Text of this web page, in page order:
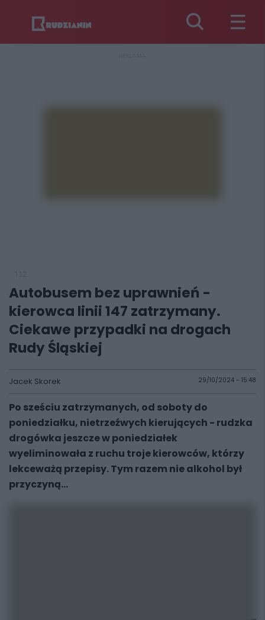
Autobusem bez uprawnień -
kierowca linii 147 zatrzymany.
Ciekawe przypadki na drogach
Rudy Śląskiej
Jacek Skorek 29/10/2024 - 15:48
Po sześciu zatrzymanych, od soboty do
poniedziałku, nietrzeźwych kierujących - rudzka
drogówka jeszcze w poniedziałek
wyeliminowała z ruchu troje kierowców, którzy
lekceważą przepisy. Tym razem nie alkohol był
przyczyną...